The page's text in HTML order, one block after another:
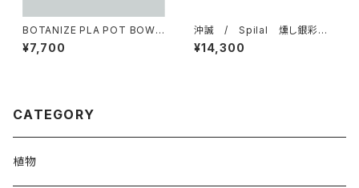
BOTANIZE PLA POT BOWL
STUDS “Black” MEDIUM si
ze
¥7,700
沖誠 / Spilal 燻し銀彩 r
ound W90mm 5
¥14,300
CATEGORY
植物